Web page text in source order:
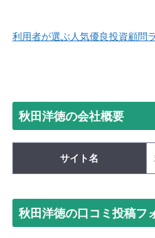
利用者が選ぶ人気優良投資顧問
秋田洋徳の会社概要
サイト名
秋田洋徳の口コミ投稿フ